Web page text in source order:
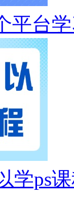
平台
学ps